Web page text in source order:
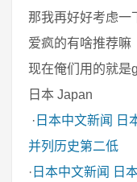
那我再好好考虑一
爱疯的有啥推荐嘛
现在俺们用的就是
日本 Japan
· 日本中文新闻
日
并列历史第二低
· 日本中文新闻
日